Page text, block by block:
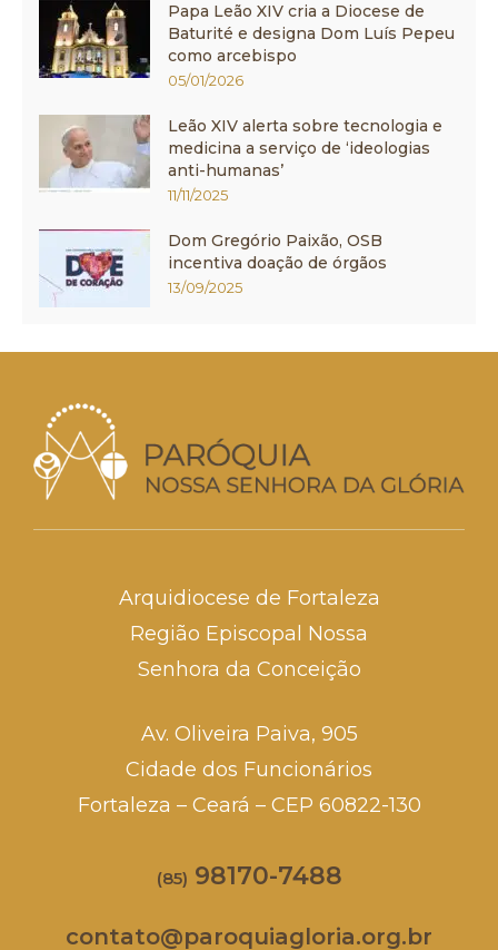
Papa Leão XIV cria a Diocese de
Baturité e designa Dom Luís Pepeu
como arcebispo
05/01/2026
Leão XIV alerta sobre tecnologia e
medicina a serviço de ‘ideologias
anti-humanas’
11/11/2025
Dom Gregório Paixão, OSB
incentiva doação de órgãos
13/09/2025
Arquidiocese de Fortaleza
Região Episcopal Nossa
Senhora da Conceição
Av. Oliveira Paiva, 905
Cidade dos Funcionários
Fortaleza – Ceará – CEP 60822-130
(85) 98170-7488
contato@paroquiagloria.org.br